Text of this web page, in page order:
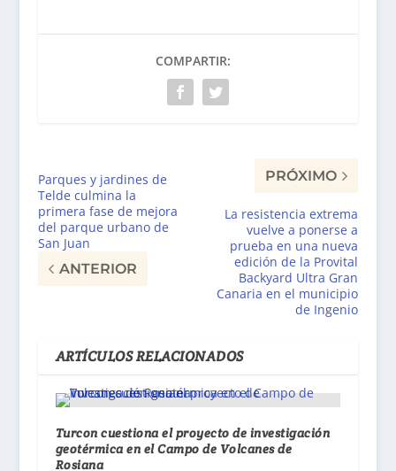
COMPARTIR:
Parques y jardines de
Telde culmina la
primera fase de mejora
del parque urbano de
San Juan
ANTERIOR
PRÓXIMO
La resistencia extrema
vuelve a ponerse a
prueba en una nueva
edición de la Provital
Backyard Ultra Gran
Canaria en el municipio
de Ingenio
ARTÍCULOS RELACIONADOS
Turcon cuestiona el proyecto de investigación
geotérmica en el Campo de Volcanes de
Rosiana